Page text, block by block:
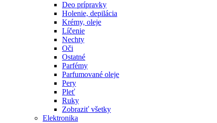
Deo prípravky
Holenie, depilácia
Krémy, oleje
Líčenie
Nechty
Oči
Ostatné
Parfémy
Parfumované oleje
Pery
Pleť
Ruky
Zobraziť všetky
Elektronika